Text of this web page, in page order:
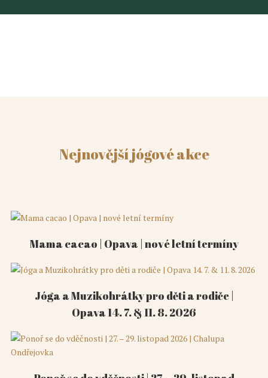
Nejnovější jógové akce
Mama cacao | Opava | nové letní termíny
Jóga a Muzikohrátky pro děti a rodiče |
Opava 14. 7. & 11. 8. 2026